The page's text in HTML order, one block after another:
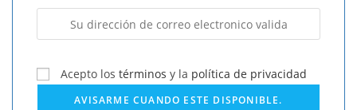
Acepto los términos y la política de privacidad